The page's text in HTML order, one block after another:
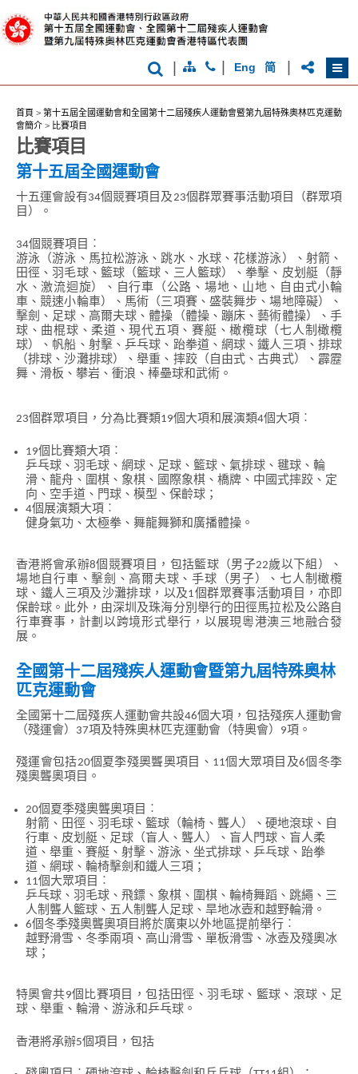
運
動
會
Eng 简
首頁 > 第十五屆全國運動會和全國第十二屆殘疾人運動會暨第九屆特殊奧林匹克運動
會簡介 > 比賽項目
比賽項目
第十五屆全國運動會
十五運會設有34個競賽項目及23個群眾賽事活動項目（群眾項
目）。
34個競賽項目︰
游泳（游泳、馬拉松游泳、跳水、水球、花樣游泳）、射箭、
田徑、羽毛球、籃球（籃球、三人籃球）、拳擊、皮划艇（靜
水、激流迴旋）、自行車（公路、場地、山地、自由式小輪
車、競速小輪車）、馬術（三項賽、盛裝舞步、場地障礙）、
擊劍、足球、高爾夫球、體操（體操、蹦床、藝術體操）、手
球、曲棍球、柔道、現代五項、賽艇、橄欖球（七人制橄欖
球）、帆船、射擊、乒乓球、跆拳道、網球、鐵人三項、排球
（排球、沙灘排球）、舉重、摔跤（自由式、古典式）、霹靂
舞、滑板、攀岩、衝浪、棒壘球和武術。
23個群眾項目，分為比賽類19個大項和展演類4個大項︰
19個比賽類大項︰
乒乓球、羽毛球、網球、足球、籃球、氣排球、毽球、輪
滑、龍舟、圍棋、象棋、國際象棋、橋牌、中國式摔跤、定
向、空手道、門球、模型、保齡球；
4個展演類大項︰
健身氣功、太極拳、舞龍舞獅和廣播體操。
香港將會承辦8個競賽項目，包括籃球（男子22歲以下組）、
場地自行車、擊劍、高爾夫球、手球（男子）、七人制橄欖
球、鐵人三項及沙灘排球，以及1個群眾賽事活動項目，亦即
保齡球。此外，由深圳及珠海分別舉行的田徑馬拉松及公路自
行車賽事，計劃以跨境形式舉行，以展現粵港澳三地融合發
展。
全國第十二屆殘疾人運動會暨第九屆特殊奧林
匹克運動會
全國第十二屆殘疾人運動會共設46個大項，包括殘疾人運動會
（殘運會）37項及特殊奧林匹克運動會（特奧會）9項。
殘運會包括20個夏季殘奧聾奧項目、11個大眾項目及6個冬季
殘奧聾奧項目。
20個夏季殘奧聾奧項目︰
射箭、田徑、羽毛球、籃球（輪椅、聾人）、硬地滾球、自
行車、皮划艇、足球（盲人、聾人）、盲人門球、盲人柔
道、舉重、賽艇、射擊、游泳、坐式排球、乒乓球、跆拳
道、網球、輪椅擊劍和鐵人三項；
11個大眾項目︰
乒乓球、羽毛球、飛鏢、象棋、圍棋、輪椅舞蹈、跳繩、三
人制聾人籃球、五人制聾人足球、旱地冰壺和越野輪滑。
6個冬季殘奧聾奧項目將於廣東以外地區提前舉行︰
越野滑雪、冬季兩項、高山滑雪、單板滑雪、冰壺及殘奧冰
球；
特奧會共9個比賽項目，包括田徑、羽毛球、籃球、滾球、足
球、舉重、輪滑、游泳和乒乓球。
香港將承辦5個項目，包括